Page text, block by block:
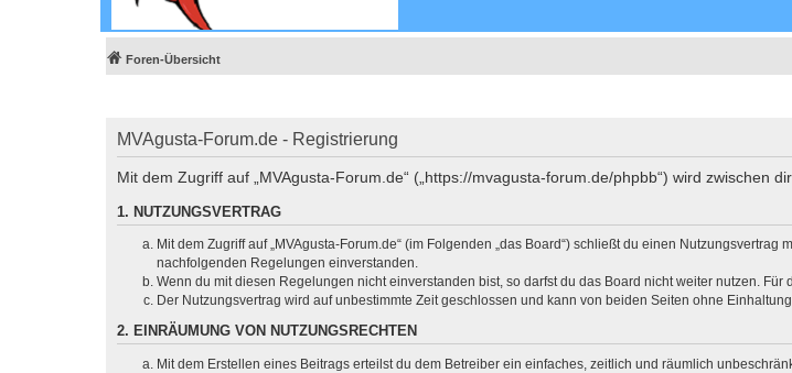
Foren-Übersicht
MVAgusta-Forum.de - Registrierung
Mit dem Zugriff auf „MVAgusta-Forum.de“ („https://mvagusta-forum.de/phpbb“) wird zwischen
1. NUTZUNGSVERTRAG
Mit dem Zugriff auf „MVAgusta-Forum.de“ (im Folgenden „das Board“) schließt du einen
nachfolgenden Regelungen einverstanden.
Wenn du mit diesen Regelungen nicht einverstanden bist, so darfst du das Board nicht weiter nutzen.
Der Nutzungsvertrag wird auf unbestimmte Zeit geschlossen und kann von beiden Seiten ohne
2. EINRÄUMUNG VON NUTZUNGSRECHTEN
Mit dem Erstellen eines Beitrags erteilst du dem Betreiber ein einfaches, zeitlich und räumlich